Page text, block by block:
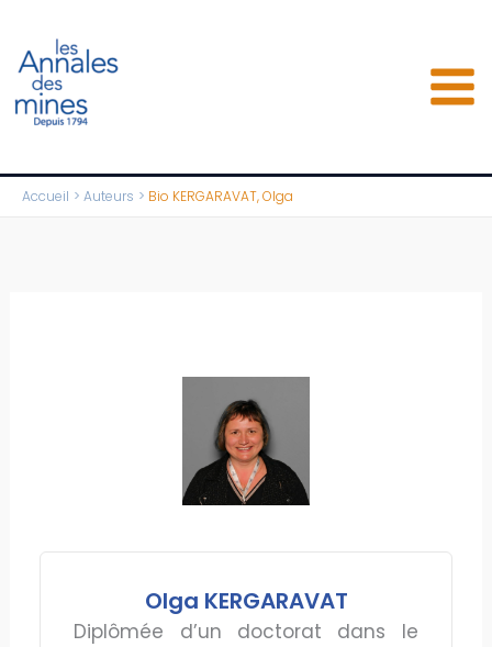
contenu
Accueil Auteurs Bio KERGARAVAT, Olga
Olga KERGARAVAT
Diplômée d’un doctorat dans le